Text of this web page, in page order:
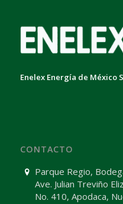
Enelex Energía de México
CONTACTO
Parque Regio,
Ave. Julian Treviño
No. 410, Apodaca,